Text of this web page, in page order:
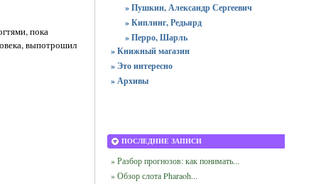
пока
выпотрошил
» Пушкин, Александр Сергеевич
» Киплинг, Редьярд
» Перро, Шарль
» Книжный магазин
» Это интересно
» Архивы
ПОСЛЕДНИЕ ЗАПИСИ
» Разбор прогнозов: как понимать...
» Обзор слота Pharaoh...